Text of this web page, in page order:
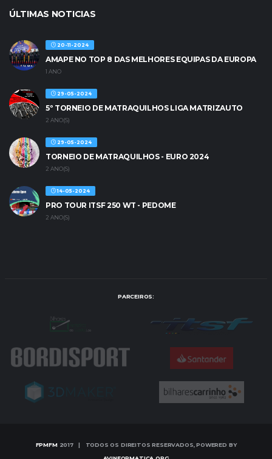
ÚLTIMAS NOTICIAS
20-11-2024
AMAPE NO TOP 8 DAS MELHORES EQUIPAS DA EUROPA
1 ANO
29-05-2024
5º TORNEIO DE MATRAQUILHOS LIGA MATRIZAUTO
2 ANO(S)
29-05-2024
TORNEIO DE MATRAQUILHOS - EURO 2024
2 ANO(S)
14-05-2024
PRO TOUR ITSF 250 WT - PEDOME
2 ANO(S)
PARCEIROS:
FPMFM2017 | TODOS OS DIREITOS RESERVADOS, POWERED BY